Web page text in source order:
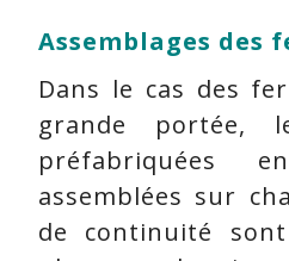
Assemblages des
Dans le cas des
grande portée,
préfabriquées
assemblées sur
de continuité